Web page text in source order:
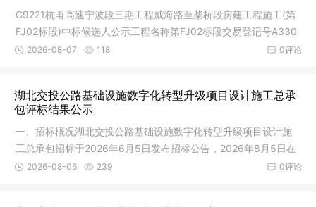
G9221杭甬高速宁波段三期工程威海路至柴桥段房建工程施工(第
FJ02标段)中标候选人公示工程名称第FJ02标段交易登记号A330
201022002
0评论
2026-08-07 118
湖北交投公路基础设施数字化转型升级项目设计施工总承
包评标结果公示
一、招标概况湖北交投公路基础设施数字化转型升级项目设计施
工总承包招标于2026年6月5日发布招标公告，2026年8月5日在
湖北省公共
0评论
2026-08-06 239